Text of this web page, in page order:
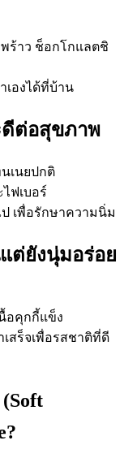
ร้าว ช็อกโกแลตชิ
เองได้ที่บ้าน
ดีต่อสุขภาพ
เนยปกติ
ฟเบอร์
เพื่อรักษาความนิ่ม
ต่ยังนุ่มอร่อย
นื้อคุกกี้แข็ง
สร็จเพื่อรสชาติที่ดี